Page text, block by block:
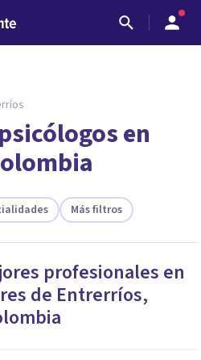
para encontrar el
en
Más filtros
profesionales en
de Entrerríos,